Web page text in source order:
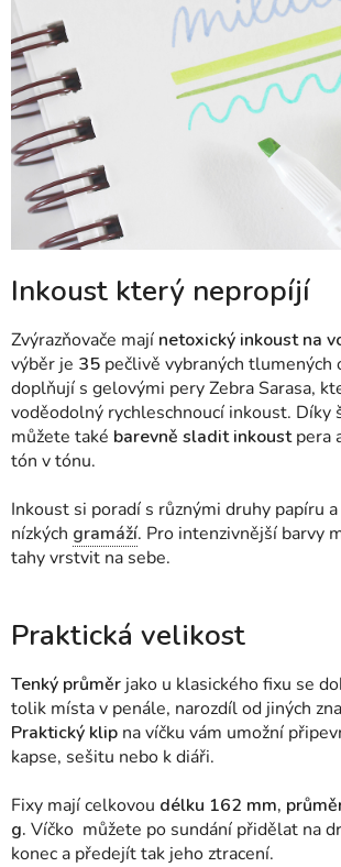
Inkoust který nepropíjí
Zvýrazňovače mají netoxický inkoust na
výběr je 35 pečlivě vybraných tlumených
doplňují s gelovými pery Zebra Sarasa,
voděodolný rychleschnoucí inkoust. Díky
můžete také barevně sladit inkoustpera
tón v tónu.
Inkoust si poradí s různými druhy papíru a
nízkých gramáží. Pro intenzivnější barvy
tahy vrstvit na sebe.
Praktická velikost
Tenký průměr jako u klasického fixu se
tolik místa v penále, narozdíl od jiných
Praktický klip na víčku vám umožní
kapse, sešitu nebo k diáři.
Fixy mají celkovou délku 162 mm,
g. Víčko můžete po sundání přidělat na
konec a předejít tak jeho ztracení.